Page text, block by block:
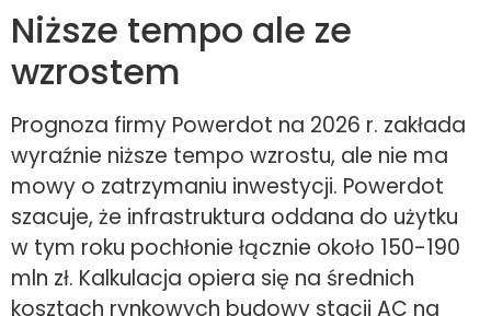
Niższe tempo ale ze
wzrostem
Prognoza firmy Powerdot na 2026 r. zakłada
wyraźnie niższe tempo wzrostu, ale nie ma
mowy o zatrzymaniu inwestycji. Powerdot
szacuje, że infrastruktura oddana do użytku
w tym roku pochłonie łącznie około 150-190
mln zł. Kalkulacja opiera się na średnich
kosztach rynkowych budowy stacji AC na